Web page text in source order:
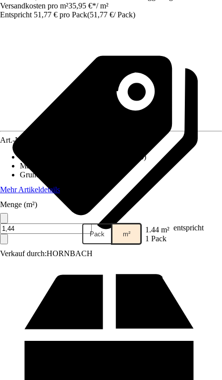
Versandkosten pro m²35,95 €*/ m²
Entspricht 51,77 € pro Pack(51,77 €/ Pack)
Verkauf durch:HORNBACH
Art.-Nr.
Seidenmatt (Lappato)
Material
Grundfarbe
Mehr Artikeldetails
Menge (m²)
Pack m² 1.44 m² entspricht
1 Pack